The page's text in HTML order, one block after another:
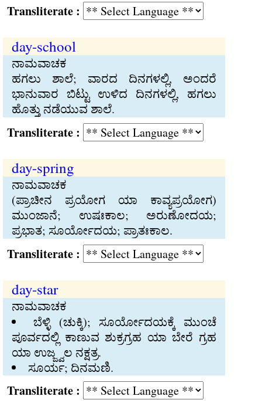
:
day-school
ನಾಮವಾಚಕ
ಹಗಲು ಶಾಲೆ; ವಾರದ ದಿನಗಳಲ್ಲಿ, ಅಂದರೆ
ಭಾನುವಾರ ಬಿಟ್ಟು ಉಳಿದ ದಿನಗಳಲ್ಲಿ, ಹಗಲು
ಹೊತ್ತು ನಡೆಯುವ ಶಾಲೆ.
:
day-spring
ನಾಮವಾಚಕ
(ಪ್ರಾಚೀನ ಪ್ರಯೋಗ ಯಾ ಕಾವ್ಯಪ್ರಯೋಗ)
ಮುಂಜಾನೆ; ಉಷಃಕಾಲ; ಅರುಣೋದಯ;
ಪ್ರಭಾತ; ಸೂರ್ಯೋದಯ; ಪ್ರಾತಃಕಾಲ.
:
day-star
ನಾಮವಾಚಕ
ಬೆಳ್ಳಿ (ಚುಕ್ಕಿ); ಸೂರ್ಯೋದಯಕ್ಕೆ ಮುಂಚೆ
ಪೂರ್ವದಲ್ಲಿ ಕಾಣುವ ಶುಕ್ರಗ್ರಹ ಯಾ ಬೇರೆ ಗ್ರಹ
ಯಾ ಉಜ್ಜ್ವಲ ನಕ್ಷತ್ರ.
ಸೂರ್ಯ; ದಿನಮಣಿ.
: